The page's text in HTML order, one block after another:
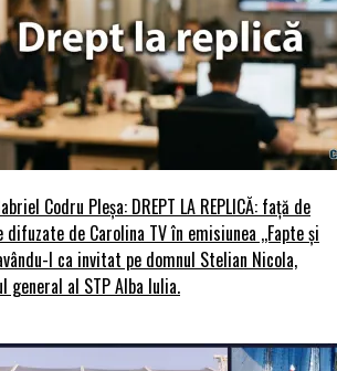
Codru Pleșa: DREPT LA REPLICĂ: față de
difuzate de Carolina TV în emisiunea ,,Fapte și
l ca invitat pe domnul Stelian Nicola,
general al STP Alba Iulia.